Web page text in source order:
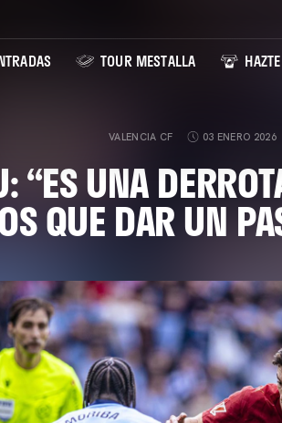
TOUR MESTALLA
VALENCIA CF 03 ENERO 2026
“ES UNA
QUE DAR UN